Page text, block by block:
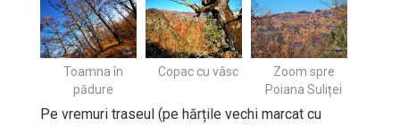
Toamna în
pădure
Copac cu vâsc
Zoom spre
Poiana Suliței
Pe vremuri traseul (pe hărțile vechi marcat cu